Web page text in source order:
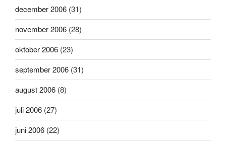
december 2006 (31)
november 2006 (28)
oktober 2006 (23)
september 2006 (31)
august 2006 (8)
juli 2006 (27)
juni 2006 (22)